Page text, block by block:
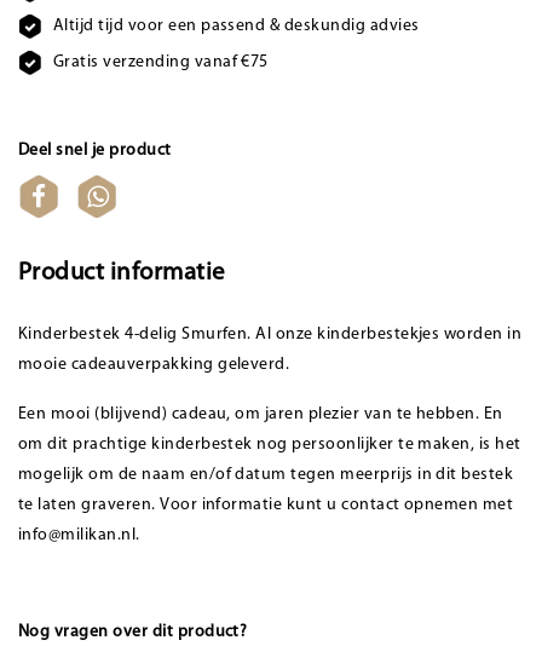
Altijd tijd voor een passend & deskundig advies
Gratis verzending vanaf €75
Deel snel je product
Product informatie
Kinderbestek 4-delig Smurfen. Al onze kinderbestekjes worden in
mooie cadeauverpakking geleverd.
Een mooi (blijvend) cadeau, om jaren plezier van te hebben. En
om dit prachtige kinderbestek nog persoonlijker te maken, is het
mogelijk om de naam en/of datum tegen meerprijs in dit bestek
te laten graveren. Voor informatie kunt u contact opnemen met
info@milikan.nl.
Nog vragen over dit product?